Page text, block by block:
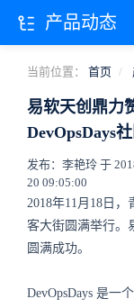
当前位置： 首页
易软天创鼎力
DevOpsDays
发布：李艳玲 于
20 09:05:00
2018年11月18日，
客大街圆满举行。
圆满成功。
DevOpsDays 是一
产品动态